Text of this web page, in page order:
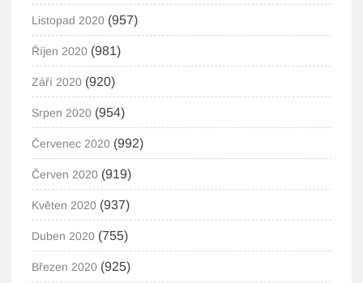
Listopad 2020 (957)
Říjen 2020 (981)
Září 2020 (920)
Srpen 2020 (954)
Červenec 2020 (992)
Červen 2020 (919)
Květen 2020 (937)
Duben 2020 (755)
Březen 2020 (925)